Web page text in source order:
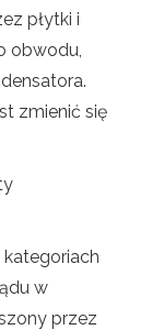
płytki i
obwodu,
zmienić się
w
przez